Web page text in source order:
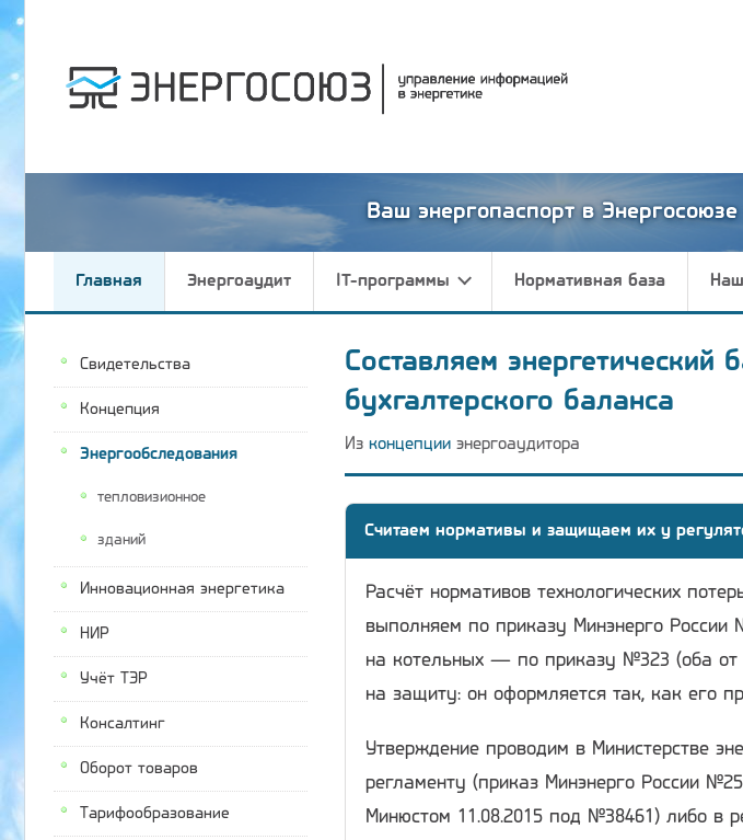
Ваш энергопаспорт в
Главная Энергоаудит IT-программы Нормативная база
Свидетельства
Концепция
Энергообследования
тепловизионное
зданий
Инновационная энергетика
НИР
Учёт ТЭР
Консалтинг
Оборот товаров
Тарифообразование
Составляем энергетический
бухгалтерского баланса
Из концепции энергоаудитора
Считаем нормативы и защищаем их у
Расчёт нормативов технологических
выполняем по приказу Минэнерго России
на котельных — по приказу №323 (оба от
на защиту: он оформляется так, как его
Утверждение проводим в Министерстве
регламенту (приказ Минэнерго России
Минюстом 11.08.2015 под №38461) либо в